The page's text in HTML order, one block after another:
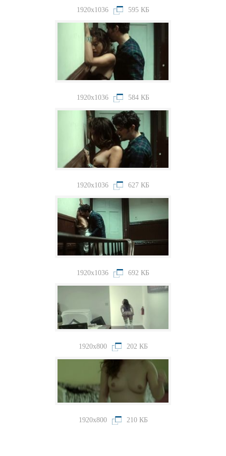
1920x1036 595 КБ
1920x1036 584 КБ
1920x1036 627 КБ
1920x1036 692 КБ
1920x800 202 КБ
1920x800 210 КБ